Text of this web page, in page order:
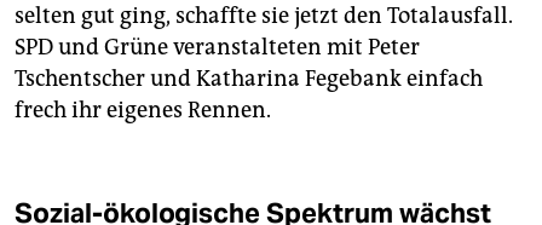
selten gut ging, schaffte sie jetzt den Totalausfall.
SPD und Grüne veranstalteten mit Peter
Tschentscher und Katharina Fegebank einfach
frech ihr eigenes Rennen.
Sozial-ökologische Spektrum wächst